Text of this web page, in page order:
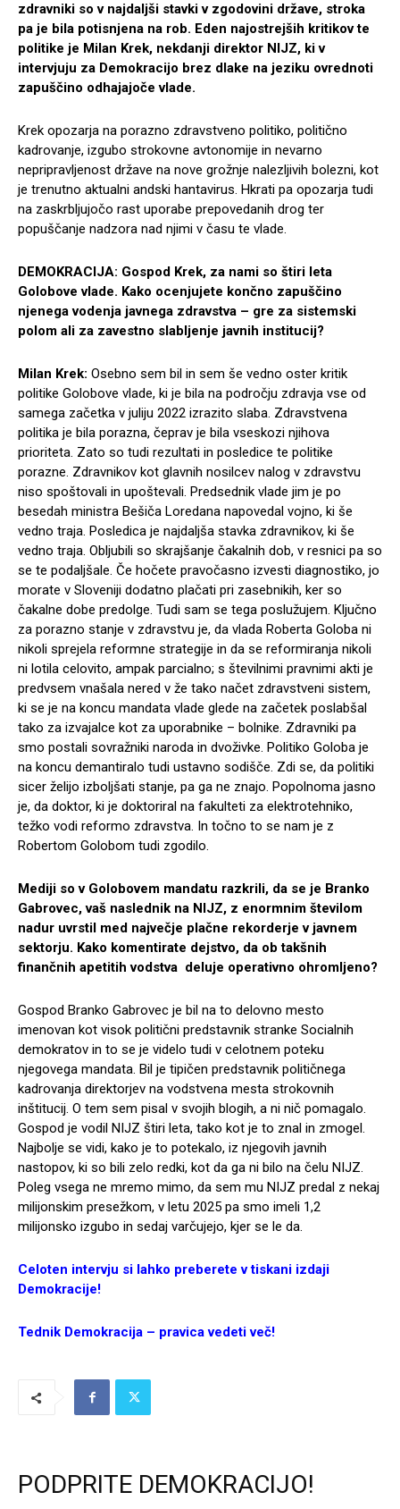
zdravniki so v najdaljši stavki v zgodovini države, stroka
pa je bila potisnjena na rob. Eden najostrejših kritikov te
politike je Milan Krek, nekdanji direktor NIJZ, ki v
intervjuju za Demokracijo brez dlake na jeziku ovrednoti
zapuščino odhajajoče vlade.
Krek opozarja na porazno zdravstveno politiko, politično
kadrovanje, izgubo strokovne avtonomije in nevarno
nepripravljenost države na nove grožnje nalezljivih bolezni, kot
je trenutno aktualni andski hantavirus. Hkrati pa opozarja tudi
na zaskrbljujočo rast uporabe prepovedanih drog ter
popuščanje nadzora nad njimi v času te vlade.
DEMOKRACIJA: Gospod Krek, za nami so štiri leta
Golobove vlade. Kako ocenjujete končno zapuščino
njenega vodenja javnega zdravstva – gre za sistemski
polom ali za zavestno slabljenje javnih institucij?
Milan Krek: Osebno sem bil in sem še vedno oster kritik
politike Golobove vlade, ki je bila na področju zdravja vse od
samega začetka v juliju 2022 izrazito slaba. Zdravstvena
politika je bila porazna, čeprav je bila vseskozi njihova
prioriteta. Zato so tudi rezultati in posledice te politike
porazne. Zdravnikov kot glavnih nosilcev nalog v zdravstvu
niso spoštovali in upoštevali. Predsednik vlade jim je po
besedah ministra Bešiča Loredana napovedal vojno, ki še
vedno traja. Posledica je najdaljša stavka zdravnikov, ki še
vedno traja. Obljubili so skrajšanje čakalnih dob, v resnici pa so
se te podaljšale. Če hočete pravočasno izvesti diagnostiko, jo
morate v Sloveniji dodatno plačati pri zasebnikih, ker so
čakalne dobe predolge. Tudi sam se tega poslužujem. Ključno
za porazno stanje v zdravstvu je, da vlada Roberta Goloba ni
nikoli sprejela reformne strategije in da se reformiranja nikoli
ni lotila celovito, ampak parcialno; s številnimi pravnimi akti je
predvsem vnašala nered v že tako načet zdravstveni sistem,
ki se je na koncu mandata vlade glede na začetek poslabšal
tako za izvajalce kot za uporabnike – bolnike. Zdravniki pa
smo postali sovražniki naroda in dvoživke. Politiko Goloba je
na koncu demantiralo tudi ustavno sodišče. Zdi se, da politiki
sicer želijo izboljšati stanje, pa ga ne znajo. Popolnoma jasno
je, da doktor, ki je doktoriral na fakulteti za elektrotehniko,
težko vodi reformo zdravstva. In točno to se nam je z
Robertom Golobom tudi zgodilo.
Mediji so v Golobovem mandatu razkrili, da se je Branko
Gabrovec, vaš naslednik na NIJZ, z enormnim številom
nadur uvrstil med največje plačne rekorderje v javnem
sektorju. Kako komentirate dejstvo, da ob takšnih
finančnih apetitih vodstva deluje operativno ohromljeno?
Gospod Branko Gabrovec je bil na to delovno mesto
imenovan kot visok politični predstavnik stranke Socialnih
demokratov in to se je videlo tudi v celotnem poteku
njegovega mandata. Bil je tipičen predstavnik političnega
kadrovanja direktorjev na vodstvena mesta strokovnih
inštitucij. O tem sem pisal v svojih blogih, a ni nič pomagalo.
Gospod je vodil NIJZ štiri leta, tako kot je to znal in zmogel.
Najbolje se vidi, kako je to potekalo, iz njegovih javnih
nastopov, ki so bili zelo redki, kot da ga ni bilo na čelu NIJZ.
Poleg vsega ne mremo mimo, da sem mu NIJZ predal z nekaj
milijonskim presežkom, v letu 2025 pa smo imeli 1,2
milijonsko izgubo in sedaj varčujejo, kjer se le da.
Celoten intervju si lahko preberete v tiskani izdaji
Demokracije!
Tednik Demokracija – pravica vedeti več!
PODPRITE DEMOKRACIJO!